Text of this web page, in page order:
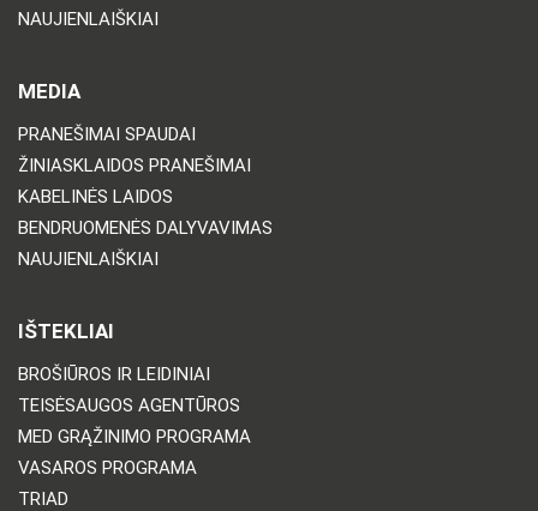
NAUJIENLAIŠKIAI
MEDIA
PRANEŠIMAI SPAUDAI
ŽINIASKLAIDOS PRANEŠIMAI
KABELINĖS LAIDOS
BENDRUOMENĖS DALYVAVIMAS
NAUJIENLAIŠKIAI
IŠTEKLIAI
BROŠIŪROS IR LEIDINIAI
TEISĖSAUGOS AGENTŪROS
MED GRĄŽINIMO PROGRAMA
VASAROS PROGRAMA
TRIAD